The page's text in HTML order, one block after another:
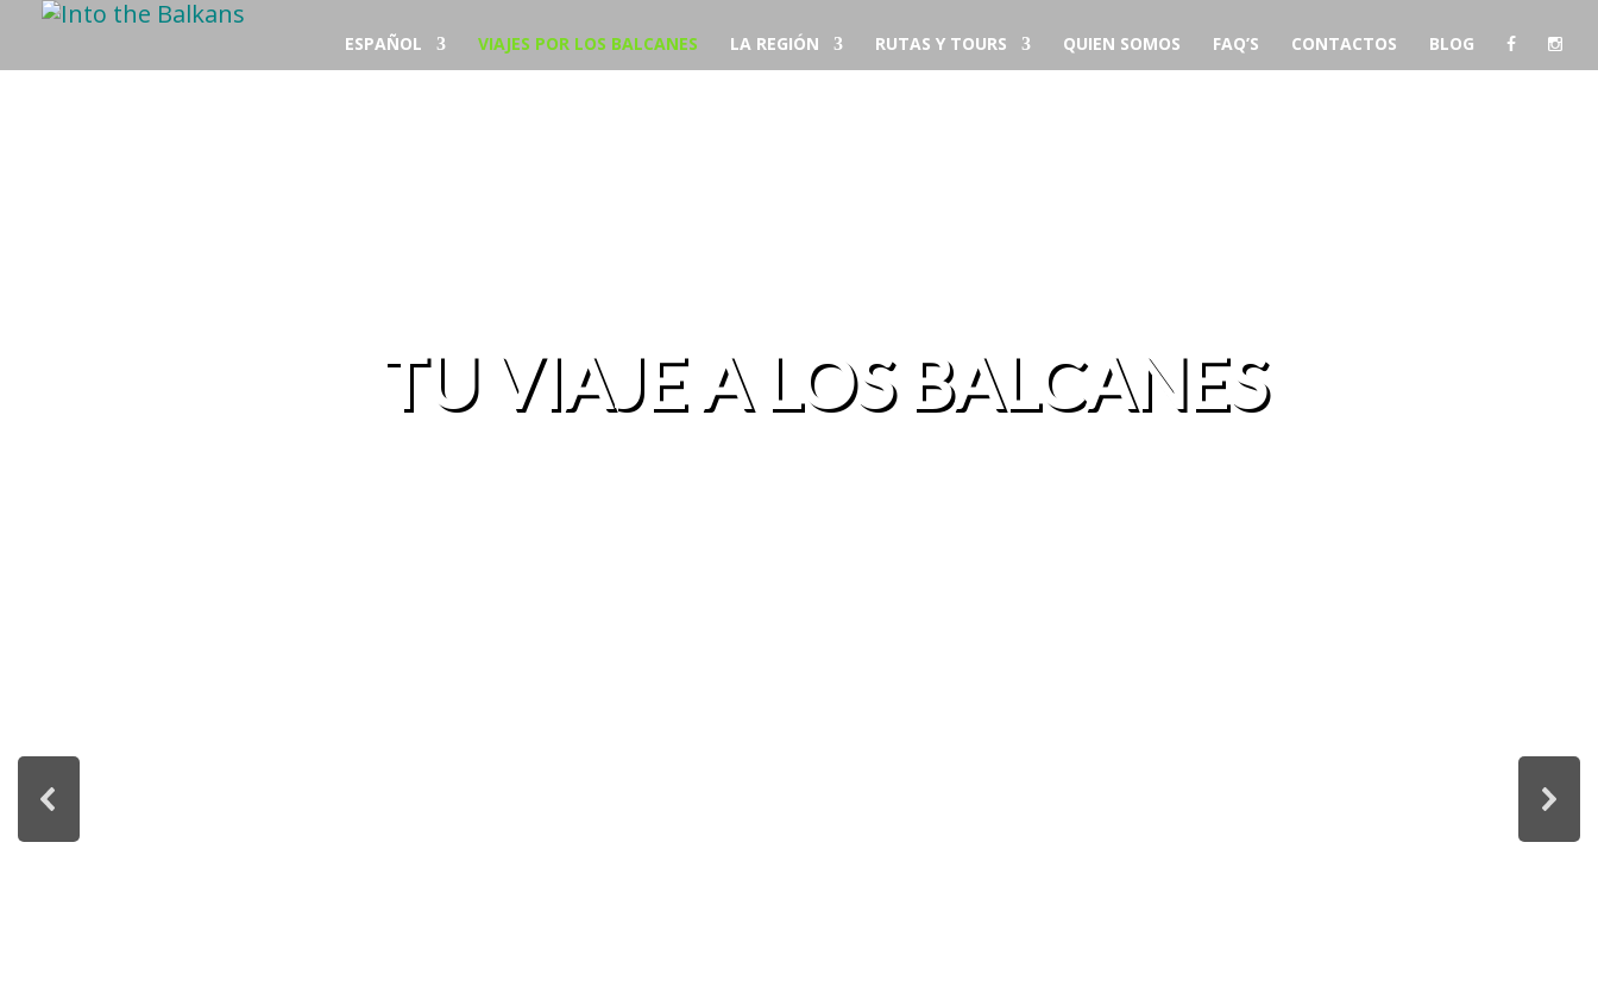
ESPAÑOL VIAJES POR LOS BALCANES LA REGIÓN RUTAS Y TOURS QUIEN SOMOS FAQ’S CONTACTOS BLOG